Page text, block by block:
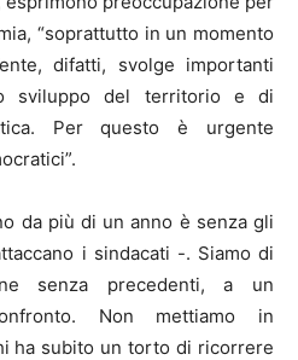
“soprattutto in un momento
difatti, svolge importanti
sviluppo del territorio e di
Per questo è urgente
da più di un anno è senza gli
i sindacati -. Siamo di
senza precedenti, a un
Non mettiamo in
ha subito un torto di ricorrere